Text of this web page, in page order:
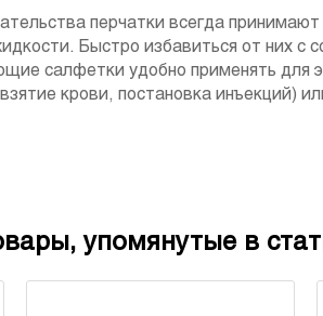
перчатки всегда принимают
Быстро избавиться от них с
салфетки удобно применять для
крови, постановка инъекций)
упомянутые в